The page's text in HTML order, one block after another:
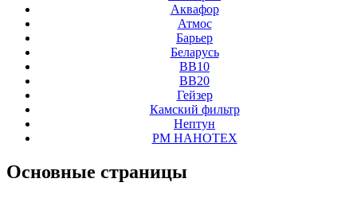
Аквафор
Атмос
Барьер
Беларусь
ВВ10
ВВ20
Гейзер
Камский фильтр
Нептун
РМ НАНОТЕХ
Основные страницы